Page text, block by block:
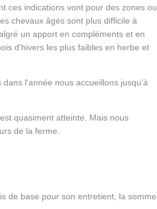
ces indications vont pour des zones ou
chevaux âgés sont plus difficile à
un apport en compléments et en
d'hivers les plus faibles en herbe et
l'année nous accueillons jusqu'à
quasiment atteinte. Mais nous
de la ferme.
de base pour son entretient, la somme